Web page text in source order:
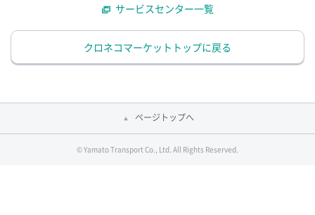
サービスセンター一覧
クロネコマーケットトップに戻る
ページトップへ
© Yamato Transport Co., Ltd. All Rights Reserved.